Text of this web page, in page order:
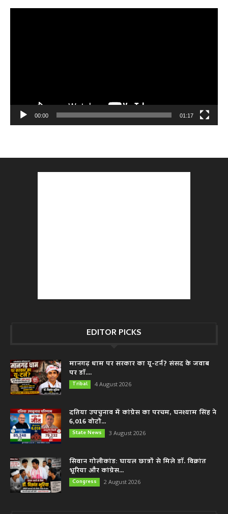
00:00 01:17
EDITOR PICKS
मानगढ़ धाम पर सरकार का यू-टर्न? संसद के जवाब
पर डॉ....
Tribal 4 August 2026
दतिया उपचुनाव में कांग्रेस का परचम, घनश्याम सिंह ने
6,016 वोटों...
State News 3 August 2026
सिवान गोलीकांड: घायल छात्रों से मिले डॉ. विक्रांत
भूरिया और कांग्रेस...
Congress 2 August 2026